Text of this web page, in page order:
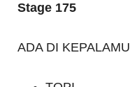
Stage 175
ADA DI KEPALAMU